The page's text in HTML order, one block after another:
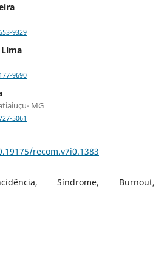
9329
9690
MG
5061
recom.v7i0.1383
Síndrome, Burnout,